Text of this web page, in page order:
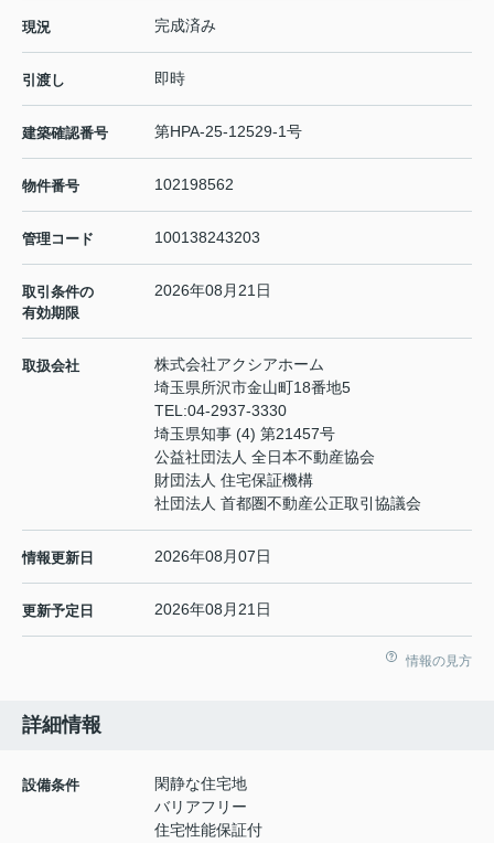
現況 完成済み
引渡し 即時
建築確認番号 第HPA-25-12529-1号
物件番号 102198562
管理コード 100138243203
取引条件の
有効期限
2026年08月21日
取扱会社
株式会社アクシアホーム
埼玉県所沢市金山町18番地5
TEL:04-2937-3330
埼玉県知事 (4) 第21457号
公益社団法人 全日本不動産協会
財団法人 住宅保証機構
社団法人 首都圏不動産公正取引協議会
情報更新日 2026年08月07日
更新予定日 2026年08月21日
情報の見方
詳細情報
設備条件
閑静な住宅地
バリアフリー
住宅性能保証付